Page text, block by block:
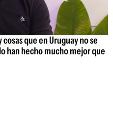
que en Uruguay no se
han hecho mucho mejor que